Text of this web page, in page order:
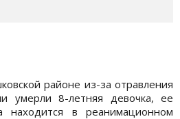
районе из-за отравления
умерли 8-летняя девочка, ее
в реанимационном